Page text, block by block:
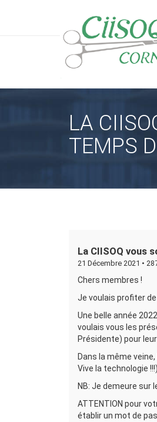
LA
TEMPS
La CIISOQ vous
21 Décembre 2021 •
Chers membres !
Je voulais profiter
Une belle année
voulais vous les
Présidente) pour
Dans la même
Vive la technologie
NB: Je demeure sur
ATTENTION pour
établir un mot de